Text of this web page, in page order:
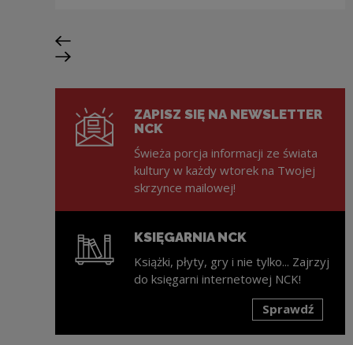
Poprzedni slajd
Następny slajd
ZAPISZ SIĘ NA NEWSLETTER
NCK
Świeża porcja informacji ze świata
kultury w każdy wtorek na Twojej
skrzynce mailowej!
KSIĘGARNIA NCK
Książki, płyty, gry i nie tylko... Zajrzyj
do księgarni internetowej NCK!
Sprawdź